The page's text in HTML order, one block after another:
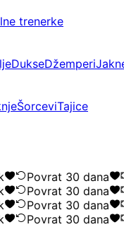
trenerke
DukseDžemperi
ŠorceviTajice
Povrat 30 dana
Povrat 30 dana
Povrat 30 dana
Povrat 30 dana